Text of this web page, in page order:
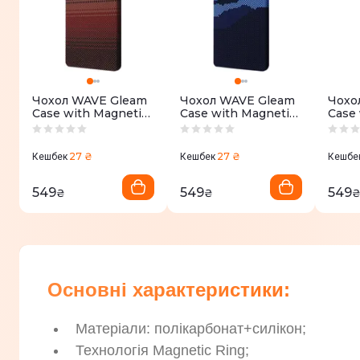
Чохол WAVE Gleam
Case with Magnetic
Ring Samsung
(gold stripes)
Кешбек 27 ₴
549₴
Чохол WAVE Gleam
Case with Magnetic
Ring Samsung
(blue mountain)
Кешбек 27 ₴
549₴
Ring
549₴
Основні характеристики:
Матеріали: полікарбонат+силікон;
Технологія Magnetic Ring;